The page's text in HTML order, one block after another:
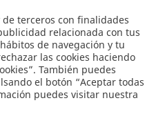
terceros con finalidades
relacionada con tus
de navegación y tu
las cookies haciendo
También puedes
el botón “Aceptar todas
puedes visitar nuestra
0